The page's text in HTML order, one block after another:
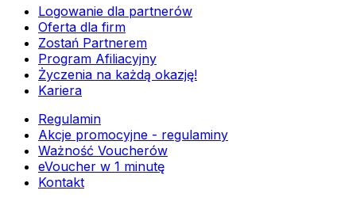
Logowanie dla partnerów
Oferta dla firm
Zostań Partnerem
Program Afiliacyjny
Życzenia na każdą okazję!
Kariera
Regulamin
Akcje promocyjne - regulaminy
Ważność Voucherów
eVoucher w 1 minutę
Kontakt